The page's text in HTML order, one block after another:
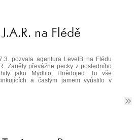
na Flédě
pozvala agentura LevelB na Flédu
Zaněly převážne pecky z posledního
jako Mydlito, Hnědojed. To vše
a častým jamem vyústilo v